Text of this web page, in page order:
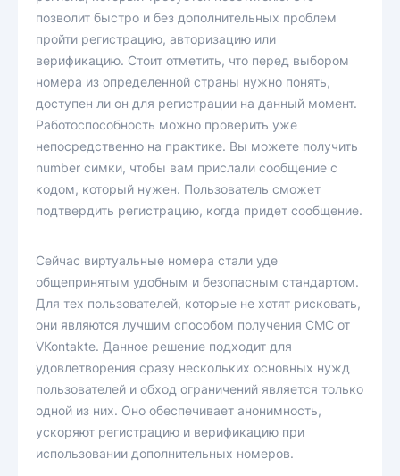
позволит быстро и без дополнительных проблем
пройти регистрацию, авторизацию или
верификацию. Стоит отметить, что перед выбором
номера из определенной страны нужно понять,
доступен ли он для регистрации на данный момент.
Работоспособность можно проверить уже
непосредственно на практике. Вы можете получить
number симки, чтобы вам прислали сообщение с
кодом, который нужен. Пользователь сможет
подтвердить регистрацию, когда придет сообщение.
Сейчас виртуальные номера стали уде
общепринятым удобным и безопасным стандартом.
Для тех пользователей, которые не хотят рисковать,
они являются лучшим способом получения СМС от
VKontakte. Данное решение подходит для
удовлетворения сразу нескольких основных нужд
пользователей и обход ограничений является только
одной из них. Оно обеспечивает анонимность,
ускоряют регистрацию и верификацию при
использовании дополнительных номеров.